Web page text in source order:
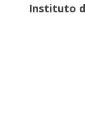
Instituto